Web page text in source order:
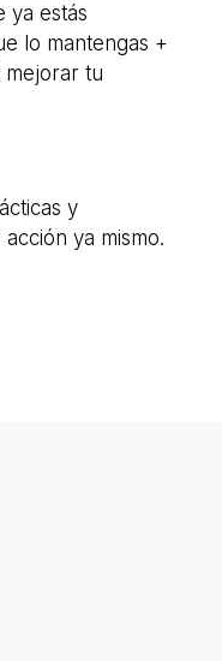
ya estás
lo mantengas +
tu
y
ya mismo.